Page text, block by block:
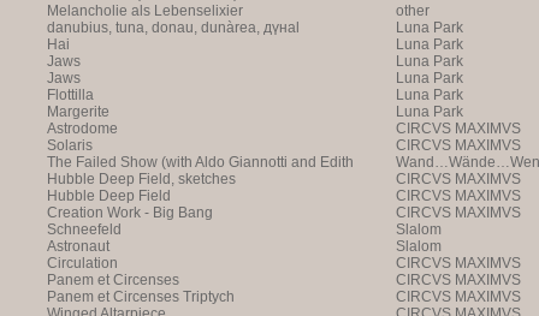
Melancholie als Lebenselixier
other
danubius, tuna, donau, dunàrea, дүнаl
Luna Park
Hai
Luna Park
Jaws
Luna Park
Jaws
Luna Park
Flottilla
Luna Park
Margerite
Luna Park
Astrodome
CIRCVS MAXIMVS
Solaris
CIRCVS MAXIMVS
The Failed Show (with Aldo Giannotti and Edith
Payer)
Hubble Deep Field, sketches
CIRCVS MAXIMVS
Hubble Deep Field
CIRCVS MAXIMVS
Creation Work - Big Bang
CIRCVS MAXIMVS
Schneefeld
Slalom
Astronaut
Slalom
Circulation
CIRCVS MAXIMVS
Panem et Circenses
CIRCVS MAXIMVS
Panem et Circenses Triptych
CIRCVS MAXIMVS